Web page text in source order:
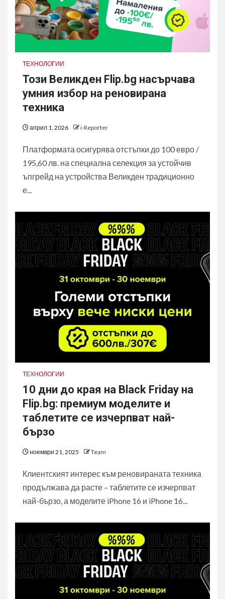
ТЕХНОЛОГИИ
Този Великден Flip.bg насърчава
умния избор на реновирана
техника
април 1, 2026 i-Reporter
Платформата осигурява отстъпки до 100 евро /
195,60 лв. на специална селекция за устойчив
ъпгрейд на устройства Великден традиционно
е...
ТЕХНОЛОГИИ
10 дни до края на Black Friday на
Flip.bg: премиум моделите и
таблетите се изчерпват най-
бързо
ноември 21, 2025 Team
Клиентският интерес към реновираната техника
продължава да расте – таблетите се изчерпват
най-бързо, а моделите iPhone 16 и iPhone 16...